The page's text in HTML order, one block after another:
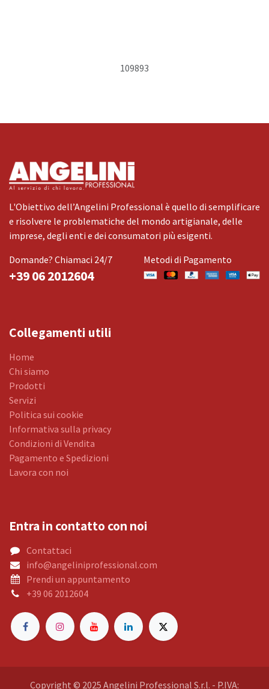
109893
L'Obiettivo dell’Angelini Professional è quello di semplificare
e risolvere le problematiche del mondo artigianale, delle
imprese, degli enti e dei consumatori più esigenti.
Domande? Chiamaci 24/7
+39 06 2012604
Metodi di Pagamento
Collegamenti utili
Home
Chi siamo
Prodotti
Servizi
Politica sui cookie
Informativa sulla privacy
Condizioni di Vendita
Pagamento e Spedizioni
Lavora con noi
Entra in contatto con noi
Contattaci
info@angeliniprofessional.com
Prendi un appuntamento
+39 06 2012604
Copyright © 2025 Angelini Professional S.r.l. - P.IVA: